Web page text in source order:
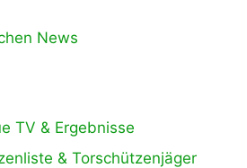
News
TV & Ergebnisse
& Torschützenjäger